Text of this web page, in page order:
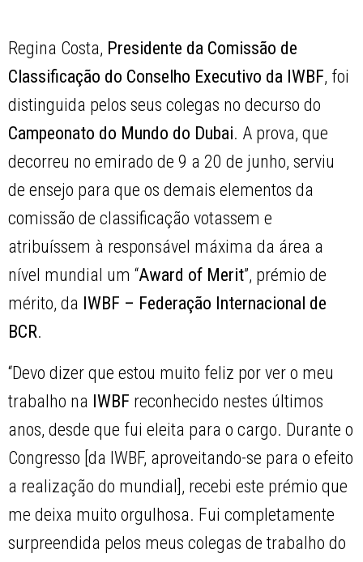
Regina Costa, Presidente da Comissão de
Classificação do Conselho Executivo da IWBF, foi
distinguida pelos seus colegas no decurso do
Campeonato do Mundo do Dubai. A prova, que
decorreu no emirado de 9 a 20 de junho, serviu
de ensejo para que os demais elementos da
comissão de classificação votassem e
atribuíssem à responsável máxima da área a
nível mundial um “Award of Merit”, prémio de
mérito, da IWBF – Federação Internacional de
BCR.
“Devo dizer que estou muito feliz por ver o meu
trabalho na IWBF reconhecido nestes últimos
anos, desde que fui eleita para o cargo. Durante o
Congresso [da IWBF, aproveitando-se para o efeito
a realização do mundial], recebi este prémio que
me deixa muito orgulhosa. Fui completamente
surpreendida pelos meus colegas de trabalho do